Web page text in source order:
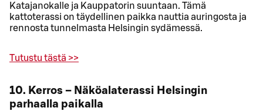
Katajanokalle ja Kauppatorin suuntaan. Tämä
kattoterassi on täydellinen paikka nauttia auringosta ja
rennosta tunnelmasta Helsingin sydämessä.
Tutustu tästä >>
10. Kerros – Näköalaterassi Helsingin
parhaalla paikalla